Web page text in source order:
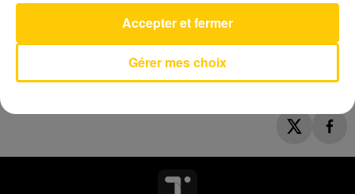
Gérer mes choix
Accepter et fermer